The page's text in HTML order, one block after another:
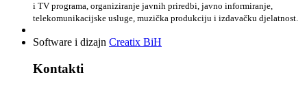
i TV programa, organiziranje javnih priredbi, javno informiranje,
telekomunikacijske usluge, muzička produkciju i izdavačku djelatnost.
Software i dizajn Creatix BiH
Kontakti